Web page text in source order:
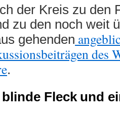
der Kreis zu den
zu den noch weit
gehenden
des
.
Fleck und